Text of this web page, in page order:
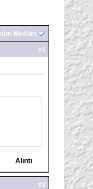
Modları
#1
Alıntı
#2